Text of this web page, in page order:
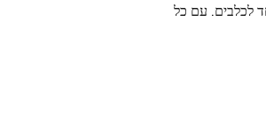
לכלבים. עם כל